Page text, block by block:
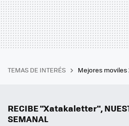
TEMAS DE INTERÉS Mejores moviles
RECIBE "Xatakaletter",
SEMANAL